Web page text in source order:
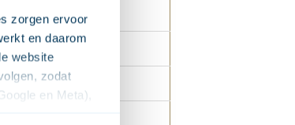
zorgen ervoor
en daarom
website
zodat
en Meta),
van de